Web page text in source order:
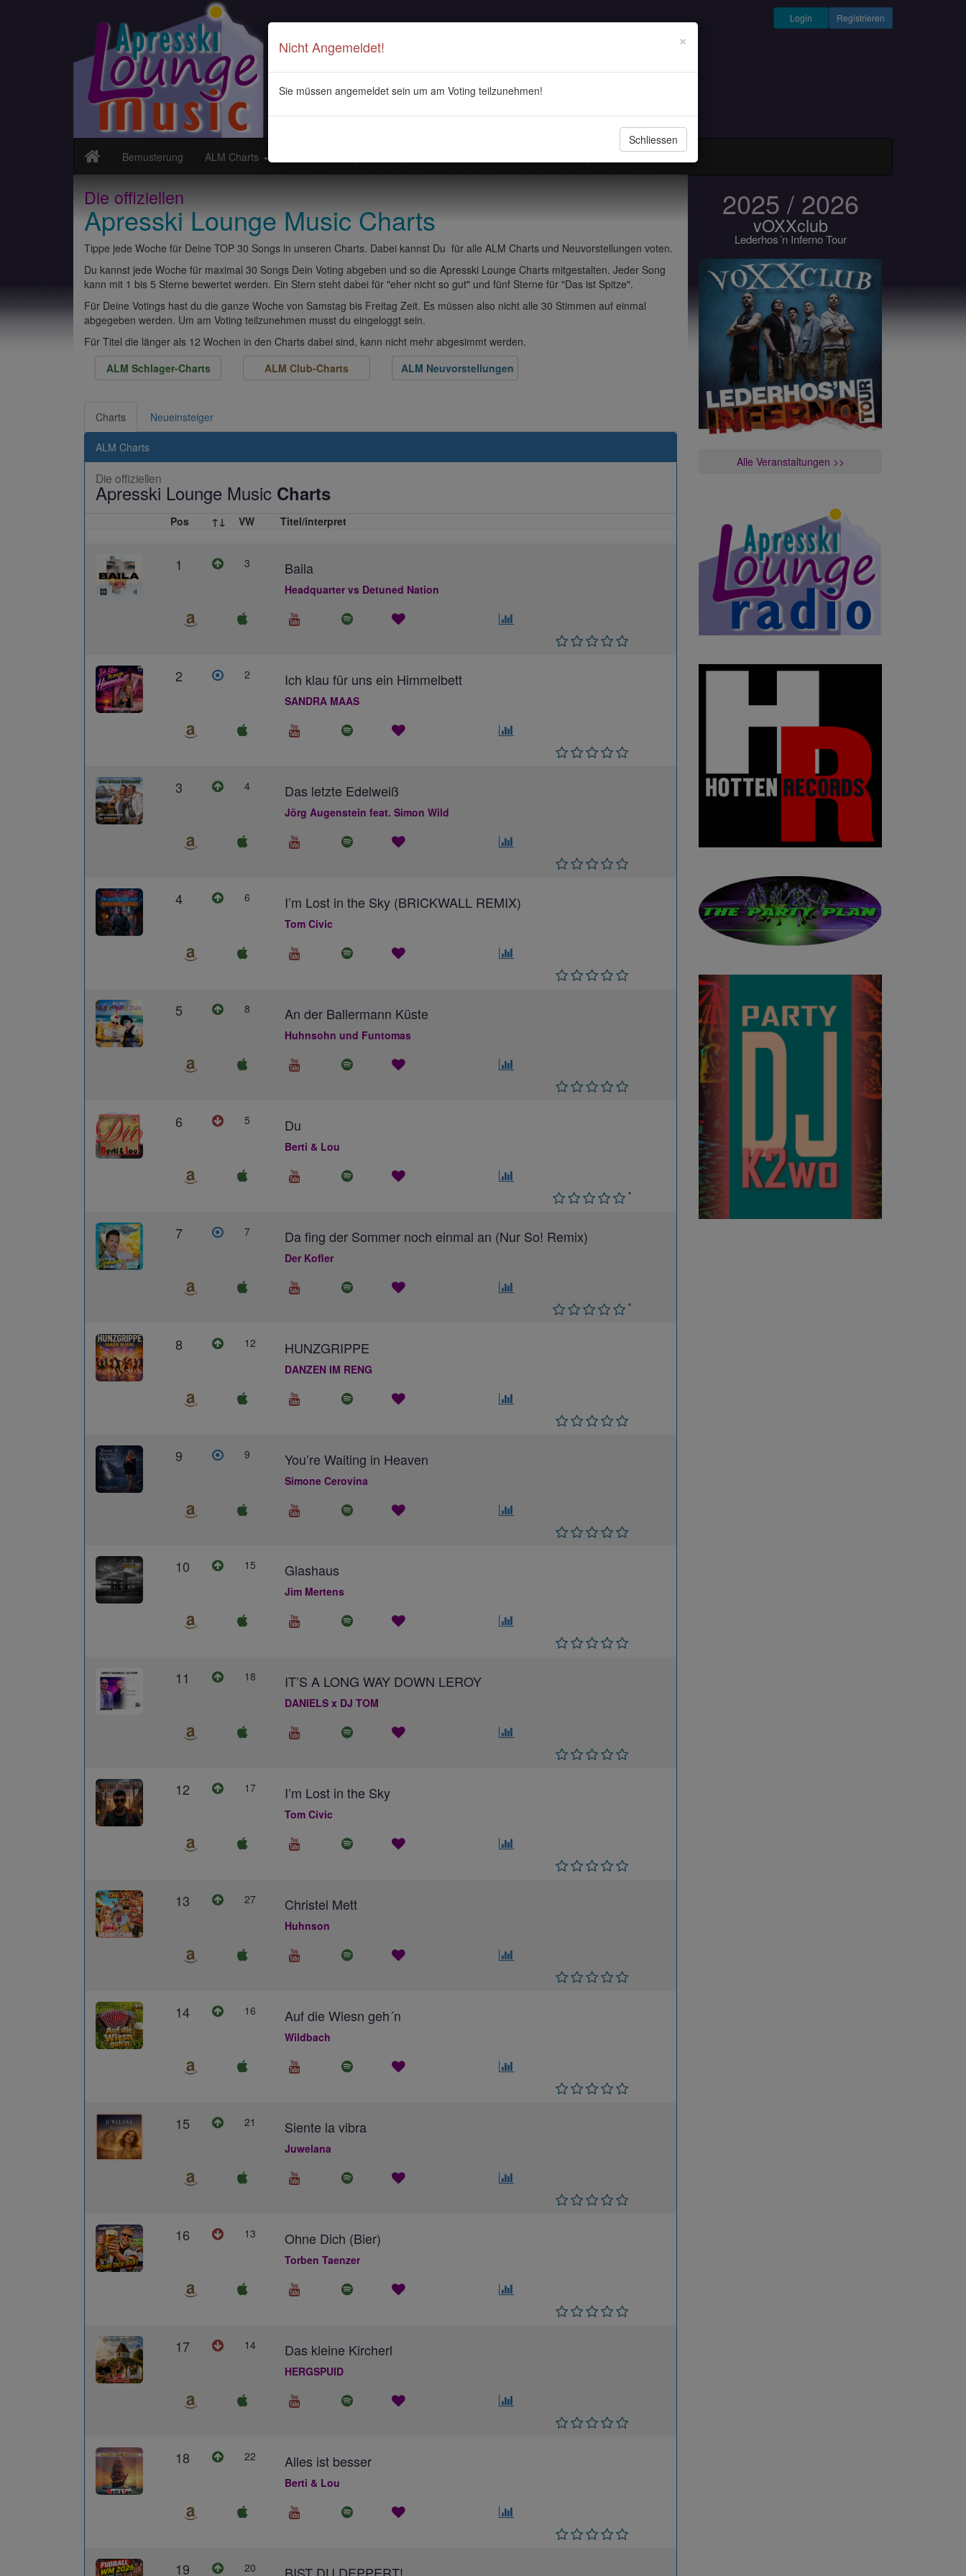
Registrieren
Login
Bemusterung ALM Charts
Die offiziellen
Apresski Lounge Music Charts
Tippe jede Woche für Deine TOP 30 Songs in unseren Charts. Dabei kannst Du für alle ALM Charts und Neuvorstellungen voten.
Du kannst jede Woche für maximal 30 Songs Dein Voting abgeben und so die Apresski Lounge Charts mitgestalten. Jeder Song
kann mit 1 bis 5 Sterne bewertet werden. Ein Stern steht dabei für "eher nicht so gut" und fünf Sterne für "Das ist Spitze".
Für Deine Votings hast du die ganze Woche von Samstag bis Freitag Zeit. Es müssen also nicht alle 30 Stimmen auf einmal
abgegeben werden. Um am Voting teilzunehmen musst du eingeloggt sein.
Für Titel die länger als 12 Wochen in den Charts dabei sind, kann nicht mehr abgesimmt werden.
ALM Schlager-Charts
ALM Club-Charts ALM Neuvorstellungen
×
Nicht Angemeldet!
Sie müssen angemeldet sein um am Voting teilzunehmen!
Schliessen
Charts Neueinsteiger
ALM Charts
Die offiziellen
Apresski Lounge Music Charts
Pos ↑↓ VW Titel/interpret
1 3 Baila
Headquarter vs Detuned Nation
2 2 Ich klau für uns ein Himmelbett
SANDRA MAAS
3 4 Das letzte Edelweiß
Jörg Augenstein feat. Simon Wild
4 6 I’m Lost in the Sky (BRICKWALL REMIX)
Tom Civic
5 8 An der Ballermann Küste
Huhnsohn und Funtomas
6 5 Du
Berti & Lou
*
7 7 Da fing der Sommer noch einmal an (Nur So! Remix)
Der Kofler
*
8 12 HUNZGRIPPE
DANZEN IM RENG
9 9 You’re Waiting in Heaven
Simone Cerovina
10 15 Glashaus
Jim Mertens
11 18 IT’S A LONG WAY DOWN LEROY
DANIELS x DJ TOM
12 17 I’m Lost in the Sky
Tom Civic
13 27 Christel Mett
Huhnson
14 16 Auf die Wiesn geh´n
Wildbach
15 21 Siente la vibra
Juwelana
16 13 Ohne Dich (Bier)
Torben Taenzer
17 14 Das kleine Kircherl
HERGSPUID
18 22 Alles ist besser
Berti & Lou
19 20 BIST DU DEPPERT!
2025 / 2026
vOXXclub
Lederhos´n Inferno Tour
Alle Veranstaltungen >>